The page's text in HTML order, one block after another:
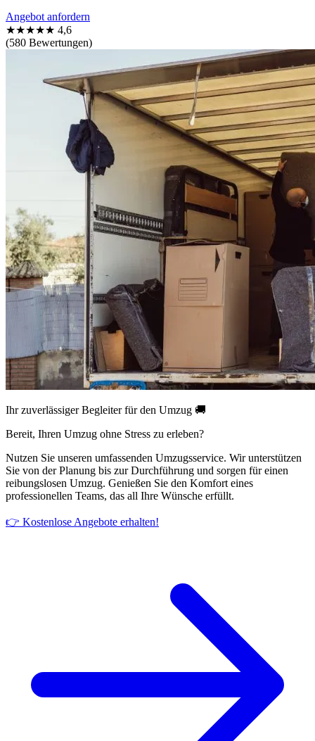
Angebot anfordern
★★★★★ 4,6
(580 Bewertungen)
Ihr zuverlässiger Begleiter für den Umzug 🚚
Bereit, Ihren Umzug ohne Stress zu erleben?
Nutzen Sie unseren umfassenden Umzugsservice. Wir unterstützen
Sie von der Planung bis zur Durchführung und sorgen für einen
reibungslosen Umzug. Genießen Sie den Komfort eines
professionellen Teams, das all Ihre Wünsche erfüllt.
👉 Kostenlose Angebote erhalten!